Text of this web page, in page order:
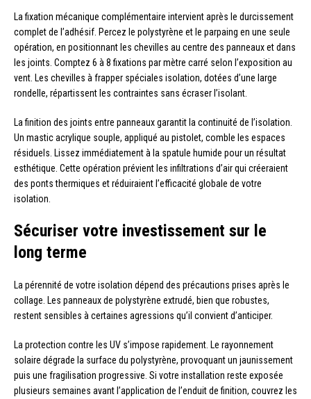
La fixation mécanique complémentaire intervient après le durcissement
complet de l’adhésif. Percez le polystyrène et le parpaing en une seule
opération, en positionnant les chevilles au centre des panneaux et dans
les joints. Comptez 6 à 8 fixations par mètre carré selon l’exposition au
vent. Les chevilles à frapper spéciales isolation, dotées d’une large
rondelle, répartissent les contraintes sans écraser l’isolant.
La finition des joints entre panneaux garantit la continuité de l’isolation.
Un mastic acrylique souple, appliqué au pistolet, comble les espaces
résiduels. Lissez immédiatement à la spatule humide pour un résultat
esthétique. Cette opération prévient les infiltrations d’air qui créeraient
des ponts thermiques et réduiraient l’efficacité globale de votre
isolation.
Sécuriser votre investissement sur le
long terme
La pérennité de votre isolation dépend des précautions prises après le
collage. Les panneaux de polystyrène extrudé, bien que robustes,
restent sensibles à certaines agressions qu’il convient d’anticiper.
La protection contre les UV s’impose rapidement. Le rayonnement
solaire dégrade la surface du polystyrène, provoquant un jaunissement
puis une fragilisation progressive. Si votre installation reste exposée
plusieurs semaines avant l’application de l’enduit de finition, couvrez les